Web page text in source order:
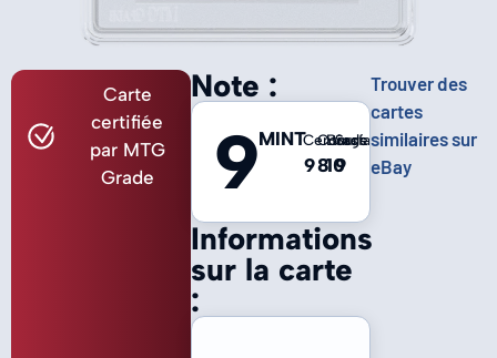
Carte
certifiée
par MTG
Grade
Informations
sur la carte
:
Note :
9MINTCentrage
9
Coins
8
Bords
10
Surface
9
Trouver des
cartes
similaires sur
eBay